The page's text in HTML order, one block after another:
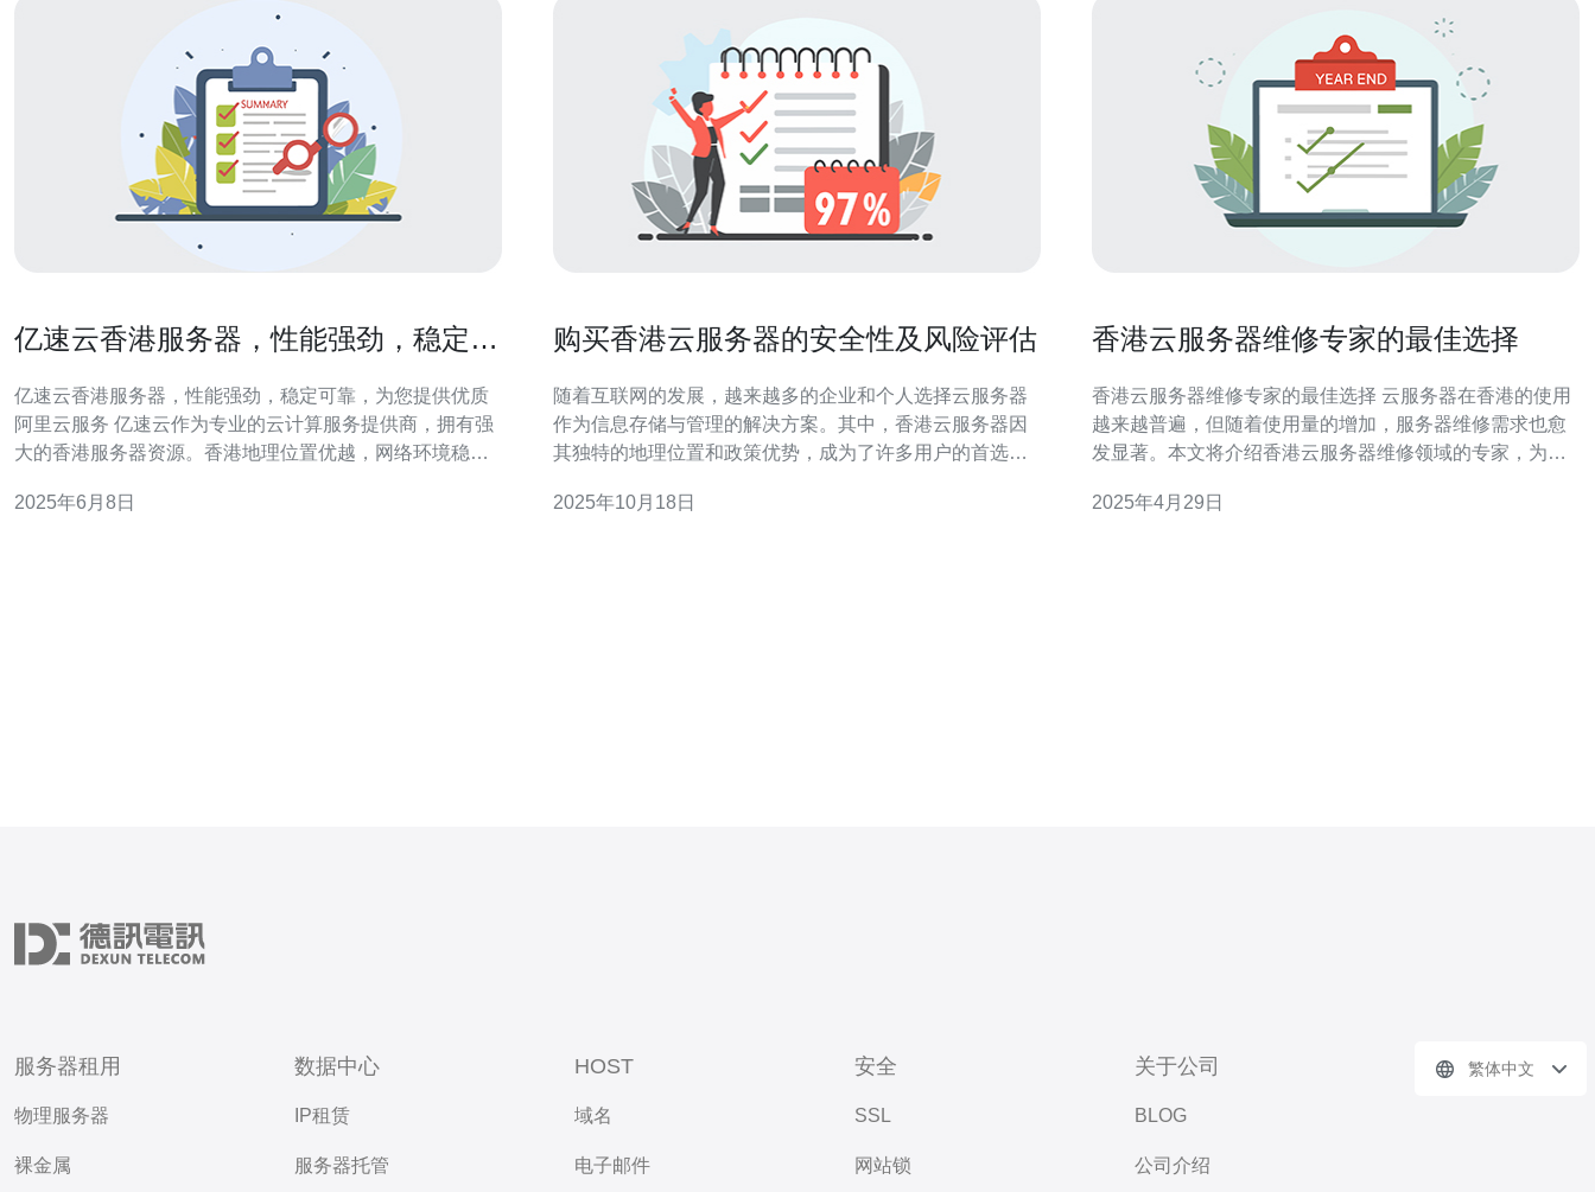
亿速云香港服务器，性能强劲，稳定可
亿速云香港服务器，性能强劲，稳定可靠，为您提供优质
阿里云服务 亿速云作为专业的云计算服务提供商，拥有强
大的香港服务器资源。香港地理位置优越，网络环境稳
境业务的用户使用。 亿速云的香港服务器采用高性能硬件
2025年6月8日
购买香港云服务器的安全性及风险评估
随着互联网的发展，越来越多的企业和个人选择云服务器
作为信息存储与管理的解决方案。其中，香港云服务器因
其独特的地理位置和政策优势，成为了许多用户的首选。
险进行全面评估。 首先，我们需要明确什么是云服务器。
2025年10月18日
香港云服务器维修专家的最佳选择
香港云服务器维修专家的最佳选择 云服务器在香港的使用
越来越普遍，但随着使用量的增加，服务器维修需求也愈
发显著。本文将介绍香港云服务器维修领域的专家，为您
关重要。这些专家应该具备丰富的经验和深厚的技术知
2025年4月29日
服务器租用
物理服务器
裸金属
数据中心
IP租赁
服务器托管
HOST
域名
电子邮件
安全
SSL
网站锁
关于公司
BLOG
公司介绍
繁体中文